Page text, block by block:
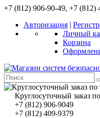
+7 (812) 906-90-49, +7 (812)
Авторизация |
Личный
Корзина
Круглосуточный заказ
+7 (812) 906-9049
+7 (812) 409-9379